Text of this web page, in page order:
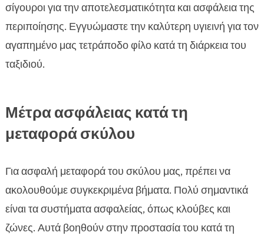
σίγουροι για την αποτελεσματικότητα και ασφάλεια της
περιποίησης. Εγγυώμαστε την καλύτερη υγιεινή για τον
αγαπημένο μας τετράποδο φίλο κατά τη διάρκεια του
ταξιδιού.
Μέτρα ασφάλειας κατά τη
μεταφορά σκύλου
Για ασφαλή μεταφορά του σκύλου μας, πρέπει να
ακολουθούμε συγκεκριμένα βήματα. Πολύ σημαντικά
είναι τα συστήματα ασφαλείας, όπως κλούβες και
ζώνες. Αυτά βοηθούν στην προστασία του κατά τη